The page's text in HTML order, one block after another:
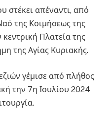
στέκει απέναντι, από
της Κοιμήσεως της
Πλατεία της
της Αγίας Κυριακής.
γέμισε από πλήθος
την 7η Ιουλίου 2024